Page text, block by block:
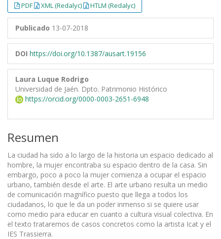
PDF XML (Redalyc) HTLM (Redalyc)
Publicado 13-07-2018
DOI https://doi.org/10.1387/ausart.19156
Laura Luque Rodrigo
Universidad de Jaén. Dpto. Patrimonio Histórico
https://orcid.org/0000-0003-2651-6948
Resumen
La ciudad ha sido a lo largo de la historia un espacio dedicado al
hombre, la mujer encontraba su espacio dentro de la casa. Sin
embargo, poco a poco la mujer comienza a ocupar el espacio
urbano, también desde el arte. El arte urbano resulta un medio
de comunicación magnífico puesto que llega a todos los
ciudadanos, lo que le da un poder inmenso si se quiere usar
como medio para educar en cuanto a cultura visual colectiva. En
el texto trataremos de casos concretos como la artista Icat y el
IES Trassierra.